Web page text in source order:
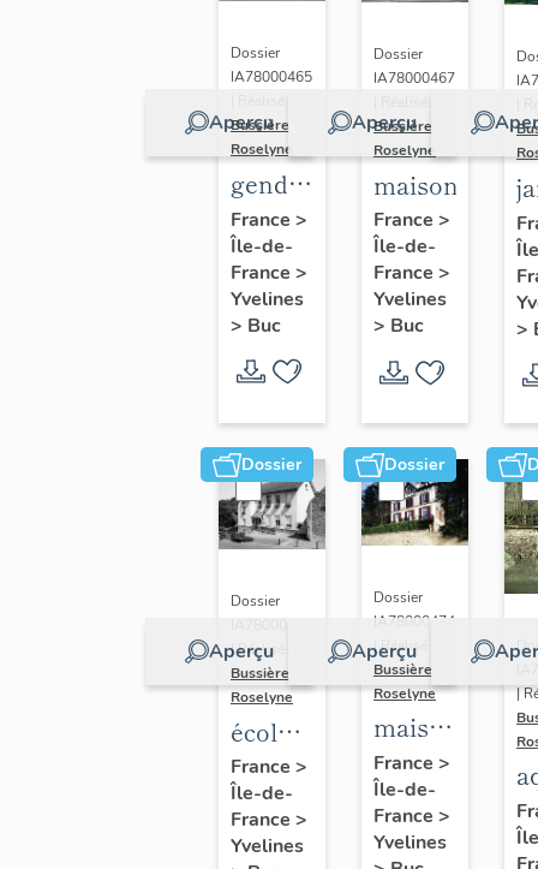
Aperçu
Dossier
IA78000465
Bussière
Roselyne
gendarmerie,
actuellement
immeuble
France >
Île-de-
France >
Yvelines
> Buc
Aperçu
Dossier
IA78000467
Bussière
Roselyne
maison
France >
Île-de-
France >
Yvelines
> Buc
>
Dossier
Aperçu
Dossier
| Réalisé par
Bussière
Roselyne
école
primaire
de
filles,
France >
Île-de-
France >
Yvelines
Dossier
Aperçu
Dossier
IA78000474
| Réalisé par
Bussière
Roselyne
maison
dite
villa
Saint
Marie
France >
Île-de-
France >
Yvelines
|